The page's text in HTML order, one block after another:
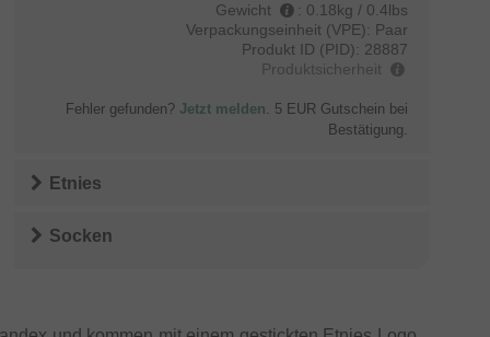
Gewicht : 0.18kg / 0.4lbs
Verpackungseinheit (VPE): Paar
Produkt ID (PID): 28887
Produktsicherheit
Fehler gefunden? Jetzt melden. 5 EUR Gutschein bei
Bestätigung.
Etnies
Socken